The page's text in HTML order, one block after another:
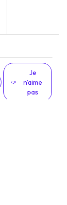
Je
n'aime
pas